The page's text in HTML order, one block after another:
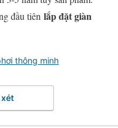
đầu tiên lắp đặt giàn
thông minh